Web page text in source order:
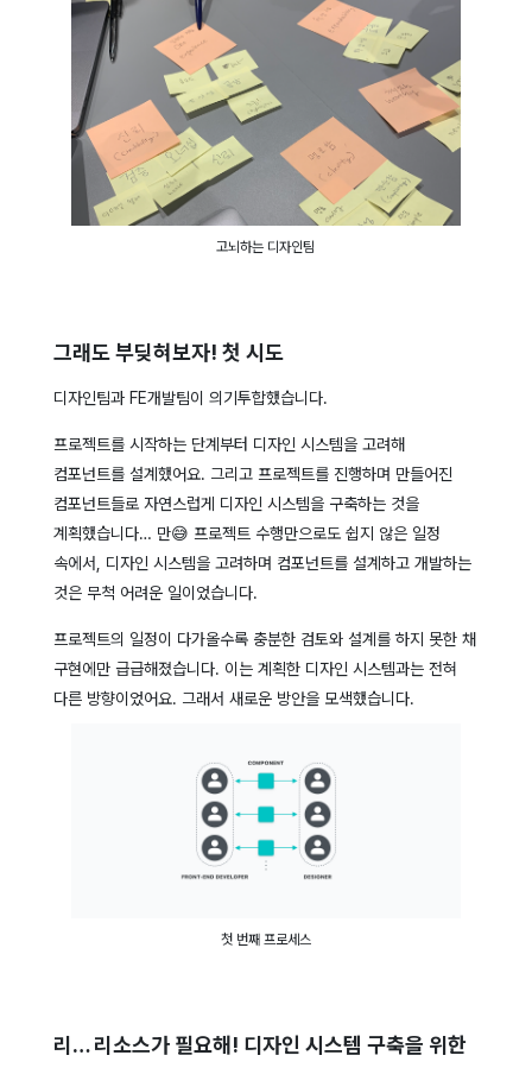
고뇌하는 디자인팀
그래도 부딪혀보자! 첫 시도
디자인팀과 FE개발팀이 의기투합했습니다.
프로젝트를 시작하는 단계부터 디자인 시스템을 고려해
컴포넌트를 설계했어요. 그리고 프로젝트를 진행하며 만들어진
컴포넌트들로 자연스럽게 디자인 시스템을 구축하는 것을
계획했습니다… 만😅 프로젝트 수행만으로도 쉽지 않은 일정
속에서, 디자인 시스템을 고려하며 컴포넌트를 설계하고 개발하는
것은 무척 어려운 일이었습니다.
프로젝트의 일정이 다가올수록 충분한 검토와 설계를 하지 못한 채
구현에만 급급해졌습니다. 이는 계획한 디자인 시스템과는 전혀
다른 방향이었어요. 그래서 새로운 방안을 모색했습니다.
첫 번째 프로세스
리… 리소스가 필요해! 디자인 시스템 구축을 위한